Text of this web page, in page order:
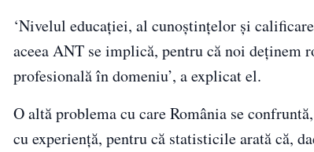
‘Nivelul educaţiei, al cunoştinţelor şi
aceea ANT se implică, pentru că noi deţinem
profesională în domeniu’, a explicat el.
O altă problema cu care România se
cu experienţă, pentru că statisticile arată că,